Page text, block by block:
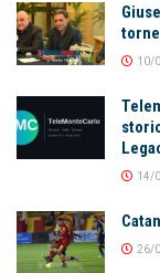
10/
14/
26/